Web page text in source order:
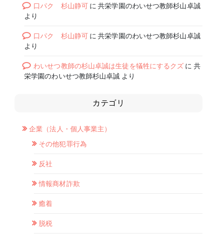
口パク 杉山静可に共栄学園のわいせつ教師杉山卓誠
より
口パク 杉山静可に共栄学園のわいせつ教師杉山卓誠
より
わいせつ教師の杉山卓誠は生徒を犠牲にするクズ に 共
栄学園のわいせつ教師杉山卓誠 より
カテゴリ
企業（法人・個人事業主）
その他犯罪行為
反社
情報商材詐欺
癒着
脱税